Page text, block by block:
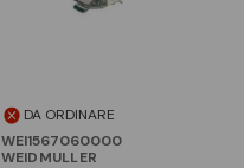
DA ORDINARE
WEI1567060000
WEIDMULLER